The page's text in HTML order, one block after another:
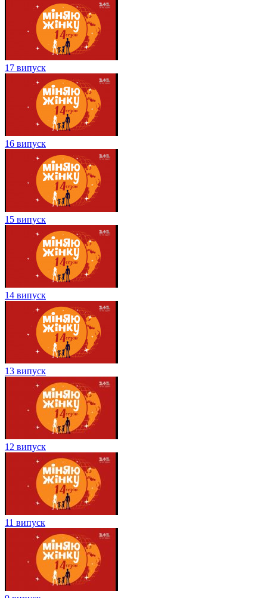
17 випуск
16 випуск
15 випуск
14 випуск
13 випуск
12 випуск
11 випуск